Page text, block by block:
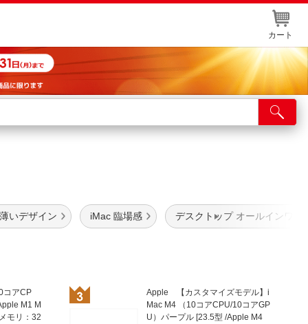
カート
情報・店舗一覧
窓口
いデザイン iMac 臨場感 デスクトップ オールインワン
アCP
M1 M
モリ：32
Apple 【カスタマイズモデル】i
Mac M4 （10コアCPU/10コアGP
U）パープル [23.5型 /Apple M4